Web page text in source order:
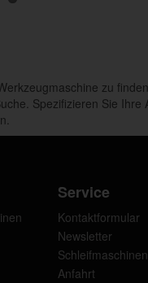
zu
Spezifizieren Sie
Service
Kontaktformular
Newsletter
Anfahrt